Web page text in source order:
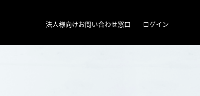
法人様向けお問い合わせ窓口 ログイン